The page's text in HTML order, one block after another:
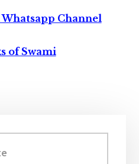
Channel
of Swami